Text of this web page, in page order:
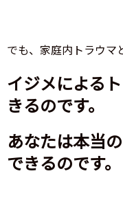
でも、家庭内トラウマ
イジメによる
きるのです。
あなたは本当
できるのです。